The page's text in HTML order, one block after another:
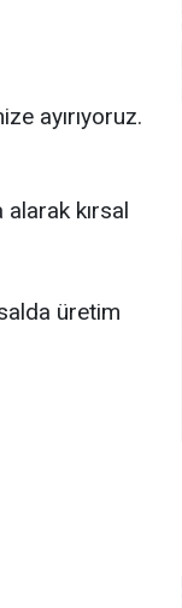
ayırıyoruz.
kırsal
üretim